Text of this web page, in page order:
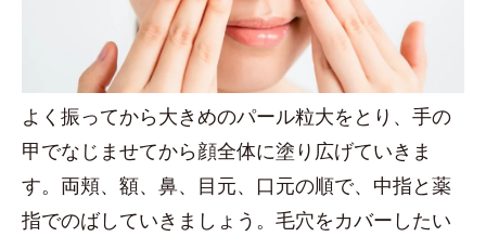
よく振ってから大きめのパール粒大をとり、手の
甲でなじませてから顔全体に塗り広げていきま
す。両頬、額、鼻、目元、口元の順で、中指と薬
指でのばしていきましょう。毛穴をカバーしたい